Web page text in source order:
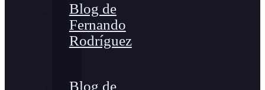
Blog de
Fernando
Rodríguez
Blog de